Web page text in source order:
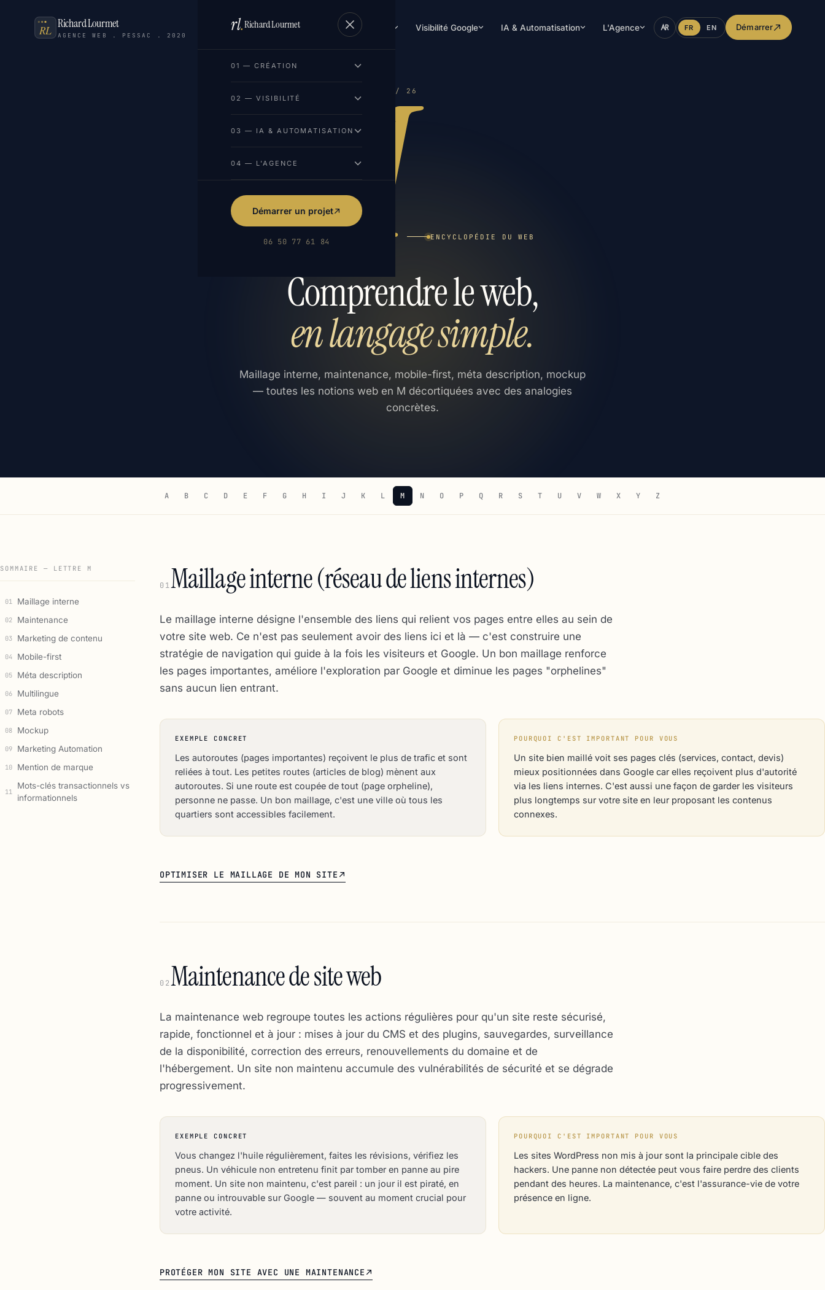
Richard Lourmet
AGENCE WEB . PESSAC . 2020
Création de site Visibilité Google IA & Automatisation L'Agence FR EN Démarrer
rl.Richard Lourmet
01 — CRÉATION
02 — VISIBILITÉ
03 — IA & AUTOMATISATION
04 — L'AGENCE
Démarrer un projet
06 50 77 61 84
M
13 / 26
ENCYCLOPÉDIE DU WEB
Comprendre le web,
en langage simple.
Maillage interne, maintenance, mobile-first, méta description, mockup
— toutes les notions web en M décortiquées avec des analogies
concrètes.
A B C D E F G H I J K L M N O P Q R S T U V W X Y Z
SOMMAIRE — LETTRE M
01 Maillage interne
02 Maintenance
03 Marketing de contenu
04 Mobile-first
05 Méta description
06 Multilingue
07 Meta robots
08 Mockup
09 Marketing Automation
10 Mention de marque
11
Mots-clés transactionnels vs
informationnels
01Maillage interne (réseau de liens internes)
Le maillage interne désigne l'ensemble des liens qui relient vos pages entre elles au sein de
votre site web. Ce n'est pas seulement avoir des liens ici et là — c'est construire une
stratégie de navigation qui guide à la fois les visiteurs et Google. Un bon maillage renforce
les pages importantes, améliore l'exploration par Google et diminue les pages "orphelines"
sans aucun lien entrant.
EXEMPLE CONCRET
Les autoroutes (pages importantes) reçoivent le plus de trafic et sont
reliées à tout. Les petites routes (articles de blog) mènent aux
autoroutes. Si une route est coupée de tout (page orpheline),
personne ne passe. Un bon maillage, c'est une ville où tous les
quartiers sont accessibles facilement.
POURQUOI C'EST IMPORTANT POUR VOUS
Un site bien maillé voit ses pages clés (services, contact, devis)
mieux positionnées dans Google car elles reçoivent plus d'autorité
via les liens internes. C'est aussi une façon de garder les visiteurs
plus longtemps sur votre site en leur proposant les contenus
connexes.
OPTIMISER LE MAILLAGE DE MON SITE
02Maintenance de site web
La maintenance web regroupe toutes les actions régulières pour qu'un site reste sécurisé,
rapide, fonctionnel et à jour : mises à jour du CMS et des plugins, sauvegardes, surveillance
de la disponibilité, correction des erreurs, renouvellements du domaine et de
l'hébergement. Un site non maintenu accumule des vulnérabilités de sécurité et se dégrade
progressivement.
EXEMPLE CONCRET
Vous changez l'huile régulièrement, faites les révisions, vérifiez les
pneus. Un véhicule non entretenu finit par tomber en panne au pire
moment. Un site non maintenu, c'est pareil : un jour il est piraté, en
panne ou introuvable sur Google — souvent au moment crucial pour
votre activité.
POURQUOI C'EST IMPORTANT POUR VOUS
Les sites WordPress non mis à jour sont la principale cible des
hackers. Une panne non détectée peut vous faire perdre des clients
pendant des heures. La maintenance, c'est l'assurance-vie de votre
présence en ligne.
PROTÉGER MON SITE AVEC UNE MAINTENANCE